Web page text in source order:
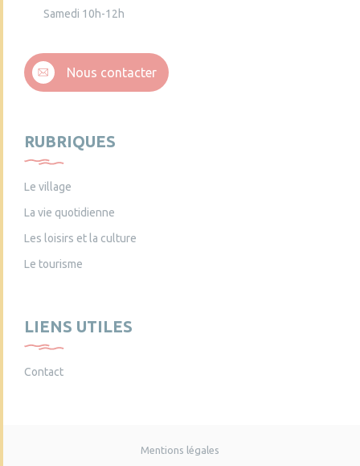
Samedi 10h-12h
Nous contacter
RUBRIQUES
Le village
La vie quotidienne
Les loisirs et la culture
Le tourisme
LIENS UTILES
Contact
Mentions légales